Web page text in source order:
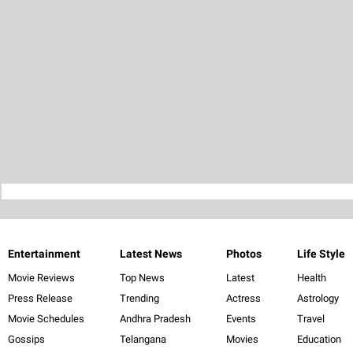
Entertainment
Movie Reviews
Press Release
Movie Schedules
Gossips
Latest News
Top News
Trending
Andhra Pradesh
Telangana
Photos
Latest
Actress
Events
Movies
Life Style
Health
Astrology
Travel
Education